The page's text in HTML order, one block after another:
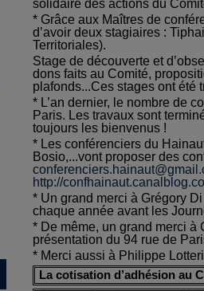
solidaire des actions du
* Grâce aux Maîtres de
d’avoir deux stagiaires :
Territoriales).
Stage de découverte et
dons faits au Comité,
plafonds...Ces stages ont été
* L’an dernier, le nombre de
Paris. Les travaux sont
toujours les bienvenus !
* Les conférenciers du
Bosio,...vont proposer des
http://
* Un grand merci à Grégory
chaque année avant les
* De même, un grand merci
présentation du 94 rue de
* Merci aussi à Philippe
La cotisation d’adhésion au